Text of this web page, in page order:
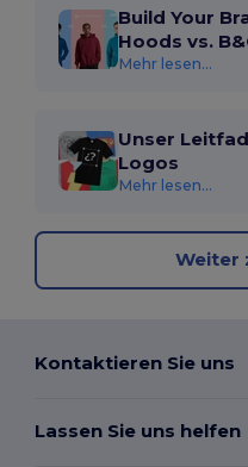
Build Your
Hoods vs.
Mehr lesen...
Unser
Logos
Mehr lesen...
Weiter
Kontaktieren Sie uns
Lassen Sie uns helfen